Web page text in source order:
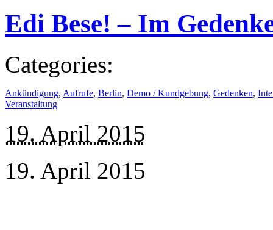
Edi Bese! – Im
Categories:
Ankündigung, Aufrufe, Berlin, Demo / Kundgebung, Gedenken,
Veranstaltung
19. April 2015
19. April 2015